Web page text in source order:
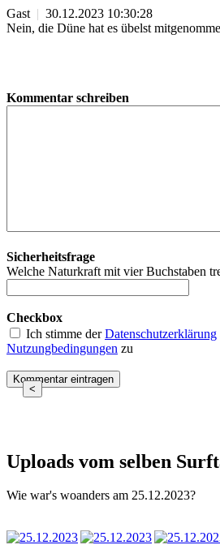
Gast | 30.12.2023 10:30:28
Nein, die Düne hat es übelst
Kommentar schreiben
Sicherheitsfrage
Welche Naturkraft mit vier Buchstaben
Checkbox
Ich stimme derDatenschutzerklärung
Nutzungbedingungen zu
<
Uploads vom selben
Wie war's woanders am 25.12.2023?